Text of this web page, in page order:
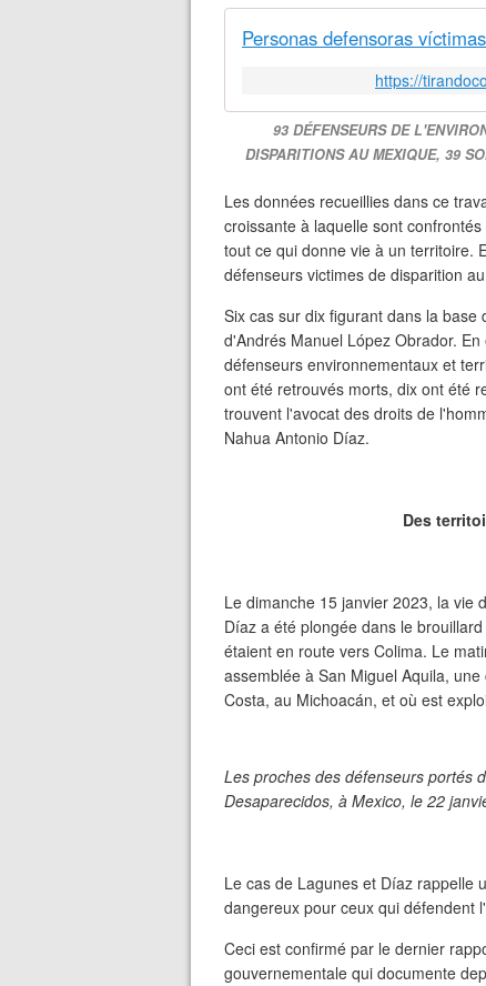
Personas defensoras
https://
93 DÉFENSEURS DE
DISPARITIONS AU MEXIQUE, 39
Les données recueillies dans ce
croissante à laquelle sont
tout ce qui donne vie à un territoire.
défenseurs victimes de disparition
Six cas sur dix figurant dans la
d'Andrés Manuel López Obrador.
défenseurs environnementaux et
ont été retrouvés morts, dix ont été
trouvent l'avocat des droits de
Nahua Antonio Díaz.
Des
Le dimanche 15 janvier 2023, la vie
Díaz a été plongée dans le
étaient en route vers Colima. Le
assemblée à San Miguel Aquila,
Costa, au Michoacán, et où est
Les proches des défenseurs portés
Desaparecidos, à Mexico, le 22
Le cas de Lagunes et Díaz rappelle
dangereux pour ceux qui défendent
Ceci est confirmé par le dernier
gouvernementale qui documente